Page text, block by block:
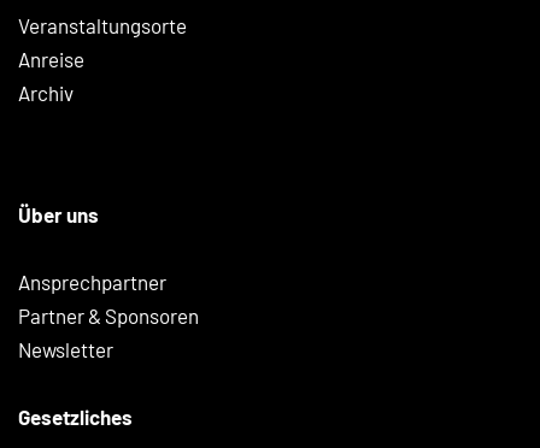
Veranstaltungsorte
Anreise
Archiv
Über uns
Ansprechpartner
Partner & Sponsoren
Newsletter
Gesetzliches